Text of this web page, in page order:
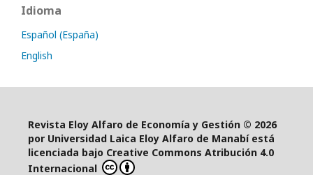
Idioma
Español (España)
English
Revista Eloy Alfaro de Economía y Gestión © 2026
por Universidad Laica Eloy Alfaro de Manabí está
licenciada bajo Creative Commons Atribución 4.0
Internacional